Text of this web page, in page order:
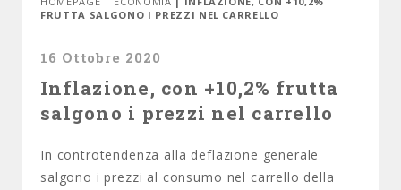
FRUTTA SALGONO I PREZZI NEL CARRELLO
16 Ottobre 2020
Inflazione, con +10,2% frutta
salgono i prezzi nel carrello
In controtendenza alla deflazione generale
salgono i prezzi al consumo nel carrello della